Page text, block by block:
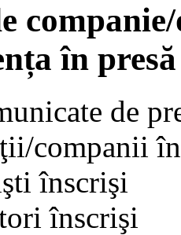
în
de
companii
înscrişi
înscrişi